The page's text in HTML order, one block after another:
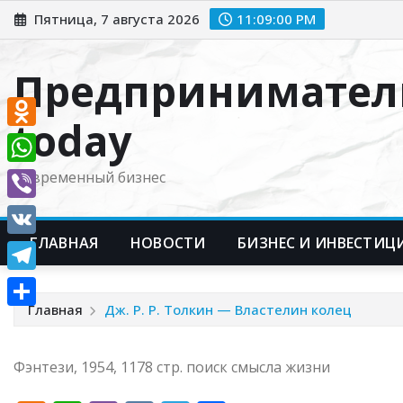
Перейти
к
Пятница, 7 августа 2026 11:09:01 PM
today
Современный бизнес
ГЛАВНАЯ НОВОСТИ БИЗНЕС И
Главная Дж. Р. Р. Толкин — Властелин колец
Фэнтези, 1954, 1178 стр. поиск смысла жизни
Odnoklassniki
WhatsApp
Viber
VK
Telegram
Отправить